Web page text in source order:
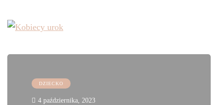
DZIECKO
4 października, 2023